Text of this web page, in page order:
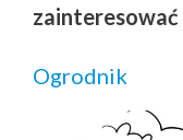
zainteresować
Ogrodnik